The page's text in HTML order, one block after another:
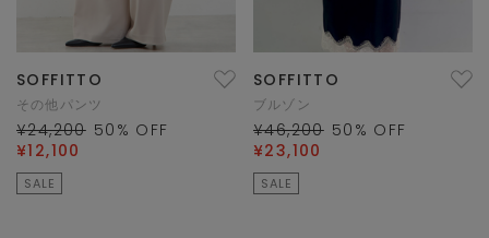
SOFFITTO
その他パンツ
¥24,200 50 % OFF
¥12,100
SALE
SOFFITTO
ブルゾン
¥46,200 50 % OFF
¥23,100
SALE